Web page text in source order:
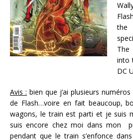
the
into
DC
Avis : bien que j’ai plusieurs
de Flash…voire en fait beaucoup,
wagons, le train est parti et je suis
suis encore chez moi dans mon
pendant que le train s’enfonce